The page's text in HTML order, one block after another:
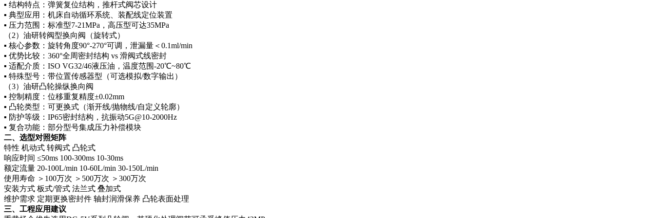
▪ 结构特点：弹簧复位结构，推杆式阀芯设计
▪ 典型应用：机床自动循环系统、装配线定位装置
▪ 压力范围：标准型7-21MPa，高压型可达35MPa
（2）油研转阀型换向阀（旋转式）
▪ 核心参数：旋转角度90°-270°可调，泄漏量＜0.1ml/min
▪ 优势比较：360°全周密封结构 vs 滑阀式线密封
▪ 适配介质：ISO VG32/46液压油，温度范围-20℃~80℃
▪ 特殊型号：带位置传感器型（可选模拟/数字输出）
（3）油研凸轮操纵换向阀
▪ 控制精度：位移重复精度±0.02mm
▪ 凸轮类型：可更换式（渐开线/抛物线/自定义轮廓）
▪ 防护等级：IP65密封结构，抗振动5G@10-2000Hz
▪ 复合功能：部分型号集成压力补偿模块
二、选型对照矩阵
特性 机动式 转阀式 凸轮式
响应时间 ≤50ms 100-300ms 10-30ms
额定流量 20-100L/min 10-60L/min 30-150L/min
使用寿命 ＞100万次 ＞500万次 ＞300万次
安装方式 板式/管式 法兰式 叠加式
维护需求 定期更换密封件 轴封润滑保养 凸轮表面处理
三、工程应用建议